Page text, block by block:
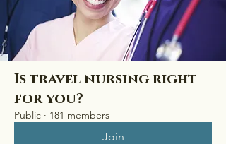
Is travel nursing right
for you?
Public · 181 members
Join